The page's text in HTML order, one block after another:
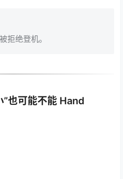
拒绝登机。
”也可能不能 Hand